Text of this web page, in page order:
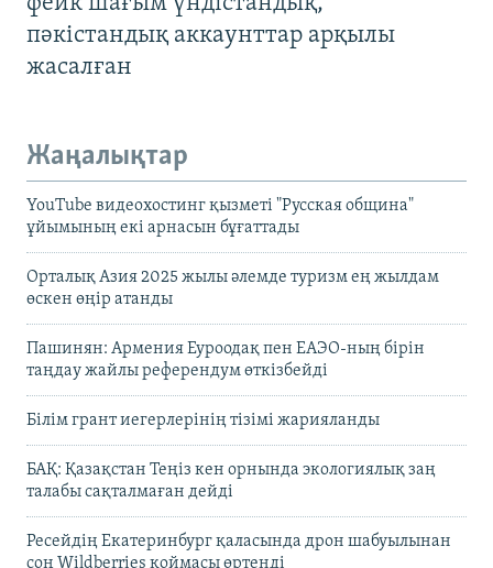
пәкістандық аккаунттар арқылы
жасалған
Жаңалықтар
YouTube видеохостинг қызметі "Русская община"
ұйымының екі арнасын бұғаттады
Орталық Азия 2025 жылы әлемде туризм ең жылдам
өскен өңір атанды
Пашинян: Армения Еуроодақ пен ЕАЭО-ның бірін
таңдау жайлы референдум өткізбейді
Білім грант иегерлерінің тізімі жарияланды
БАҚ: Қазақстан Теңіз кен орнында экологиялық заң
талабы сақталмаған дейді
Ресейдің Екатеринбург қаласында дрон шабуылынан
соң Wildberries қоймасы өртенді